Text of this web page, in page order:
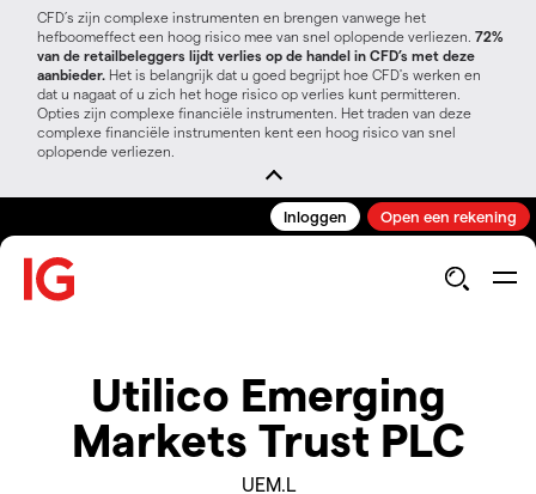
CFD’s zijn complexe instrumenten en brengen vanwege het
hefboomeffect een hoog risico mee van snel oplopende verliezen. 72%
van de retailbeleggers lijdt verlies op de handel in CFD’s met deze
aanbieder. Het is belangrijk dat u goed begrijpt hoe CFD's werken en
dat u nagaat of u zich het hoge risico op verlies kunt permitteren.
Opties zijn complexe financiële instrumenten. Het traden van deze
complexe financiële instrumenten kent een hoog risico van snel
oplopende verliezen.
Inloggen Open een rekening
Utilico Emerging
Markets Trust PLC
UEM.L